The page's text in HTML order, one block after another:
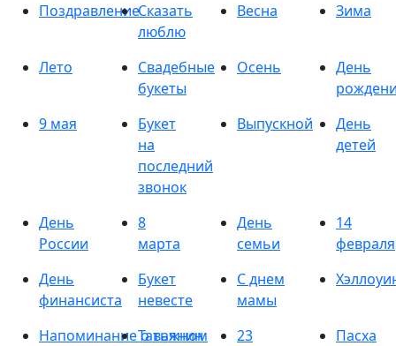
ПоздравлениеСказать
люблю
Весна Зима
Лето
Свадебные
букеты
Осень
День
9 мая
Букет
на
последний
звонок
Выпускной
День
детей
День
России
8
марта
День
семьи
14
февраля
День
финансиста
Букет
невесте
С днем
мамы
Напоминание о важном
Татьянин
23
Пасха